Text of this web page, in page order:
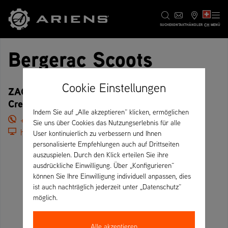
SUCHEKONTAKTHÄNDLER CH MENÜ
Bergerac Scoots
ZAC ST.LIZIER AV. DE LA ROQUE, 24100
Creysse – Frankreich
+33 5 53 73 16 15
https://www.bergeracscoots-quad-motoculture.fr/
Cookie Einstellungen
Indem Sie auf „Alle akzeptieren“ klicken, ermöglichen
Sie uns über Cookies das Nutzungserlebnis für alle
User kontinuierlich zu verbessern und Ihnen
personalisierte Empfehlungen auch auf Drittseiten
auszuspielen. Durch den Klick erteilen Sie ihre
ausdrückliche Einwilligung. Über „Konfigurieren“
können Sie Ihre Einwilligung individuell anpassen, dies
ist auch nachträglich jederzeit unter „Datenschutz“
möglich.